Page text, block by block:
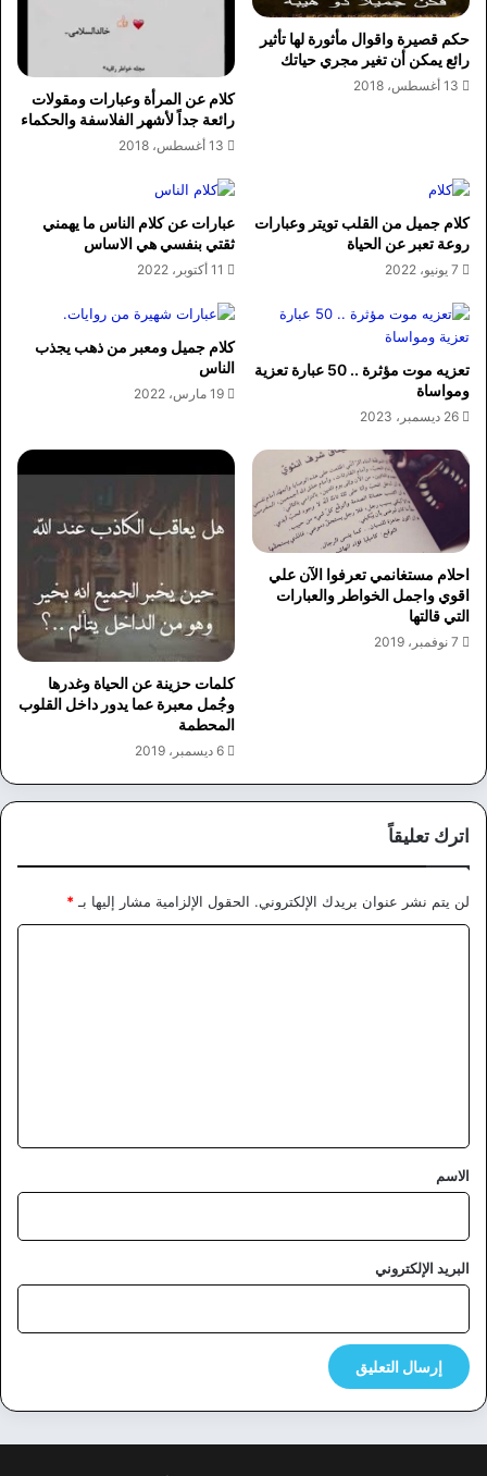
حكم قصيرة واقوال مأثورة لها تأثير
رائع يمكن أن تغير مجري حياتك
13 أغسطس، 2018
كلام عن المرأة وعبارات ومقولات
رائعة جداً لأشهر الفلاسفة والحكماء
13 أغسطس، 2018
كلام جميل من القلب تويتر وعبارات
روعة تعبر عن الحياة
7 يونيو، 2022
عبارات عن كلام الناس ما يهمني
ثقتي بنفسي هي الاساس
11 أكتوبر، 2022
تعزيه موت مؤثرة .. 50 عبارة تعزية
ومواساة
26 ديسمبر، 2023
كلام جميل ومعبر من ذهب يجذب
الناس
19 مارس، 2022
احلام مستغانمي تعرفوا الآن علي
اقوي واجمل الخواطر والعبارات
التي قالتها
7 نوفمبر، 2019
كلمات حزينة عن الحياة وغدرها
وجُمل معبرة عما يدور داخل القلوب
المحطمة
6 ديسمبر، 2019
اترك تعليقاً
لن يتم نشر عنوان بريدك الإلكتروني. الحقول الإلزامية مشار إليها بـ *
*
الاسم
البريد الإلكتروني